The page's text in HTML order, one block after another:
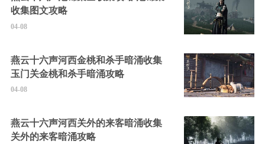
收集图文攻略
04-08
燕云十六声河西金桃和杀手暗涌收集
玉门关金桃和杀手暗涌攻略
04-08
燕云十六声河西关外的来客暗涌收集
关外的来客暗涌攻略